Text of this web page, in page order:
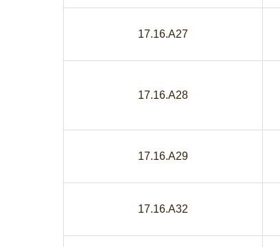
17.16.A27
17.16.A28
17.16.A29
17.16.A32